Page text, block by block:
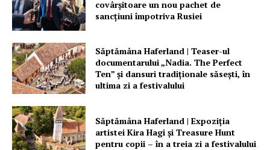
covârșitoare un nou pachet de
sancțiuni împotriva Rusiei
Săptămâna Haferland | Teaser-ul
documentarului „Nadia. The Perfect
Ten” şi dansuri tradiţionale săseşti, în
ultima zi a festivalului
Săptămâna Haferland | Expoziţia
artistei Kira Hagi şi Treasure Hunt
pentru copii – în a treia zi a festivalului